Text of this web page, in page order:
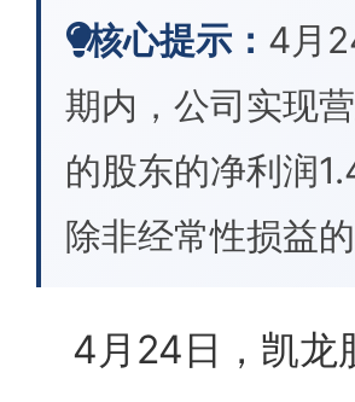
核心提示： 4月
期内，公司实现
的股东的净利润
除非经常性损益
4月24日，凯龙